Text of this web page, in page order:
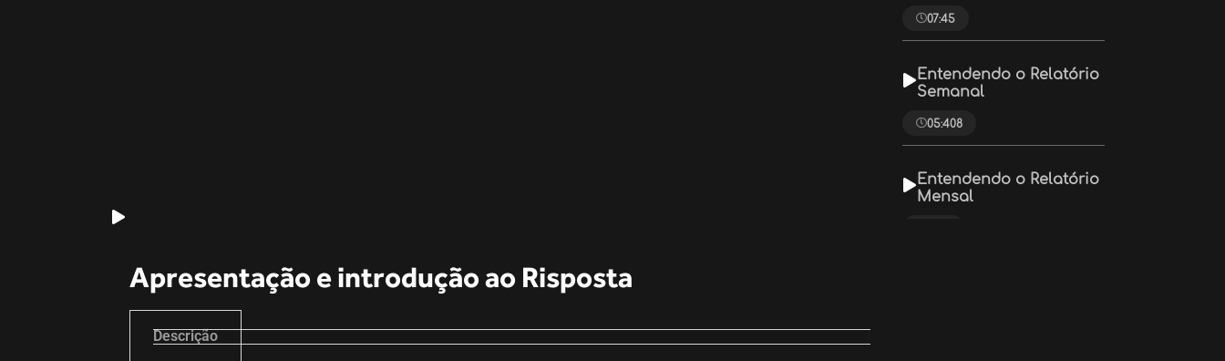
07:45
Entendendo o Relatório
Semanal
05:408
Entendendo o Relatório
Mensal
Apresentação e introdução ao Risposta
Descrição